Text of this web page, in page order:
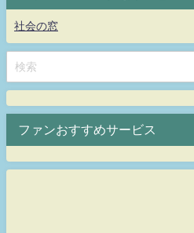
社会の窓
ファンおすすめサービス